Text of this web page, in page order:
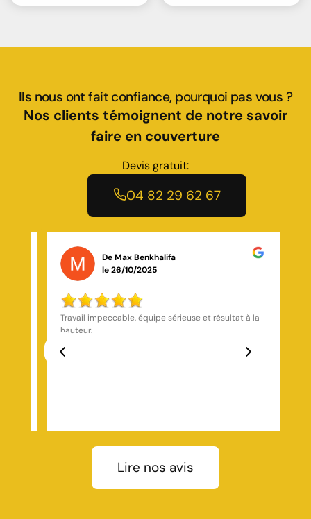
Ils nous ont fait confiance, pourquoi pas vous ?
Nos clients témoignent de notre savoir
faire en couverture
Devis gratuit:
04 82 29 62 67
De Mickael Keller
le 08/01/2025
Artisan très sérieux ponctuel devis respecter délai
respecter je suis très satisfait de cette entreprise je
Lire nos avis